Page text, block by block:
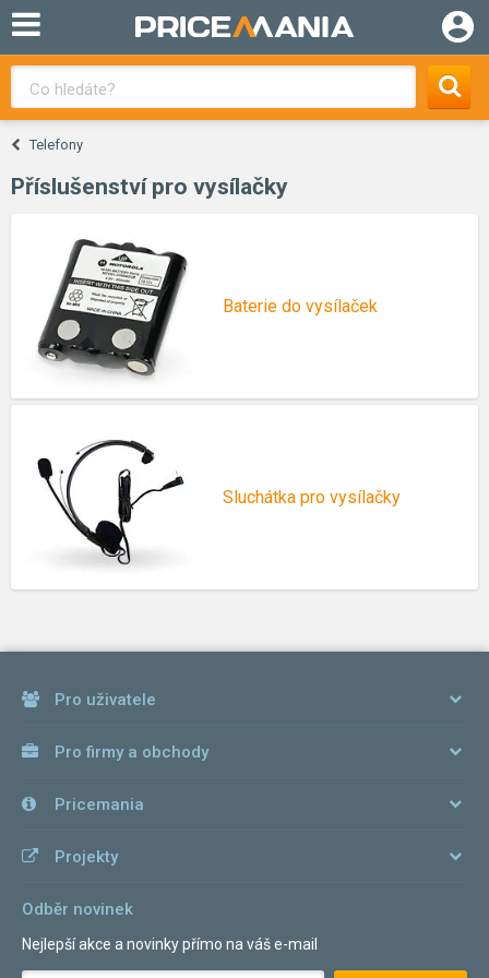
Telefony
Příslušenství pro vysílačky
Baterie do vysílaček
Sluchátka pro vysílačky
Pro uživatele
Pro firmy a obchody
Pricemania
Projekty
Odběr novinek
Nejlepší akce a novinky přímo na váš e-mail